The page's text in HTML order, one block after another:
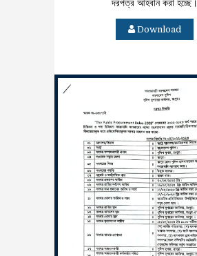
দরপত্র আহবান করা হচ্ছে।
Download